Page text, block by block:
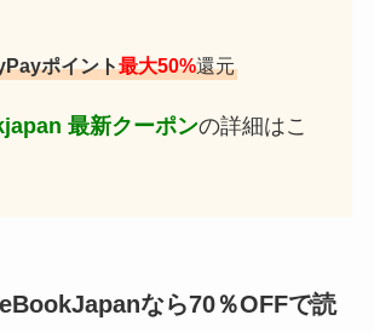
ポイント最大50%還元
最新クーポンの詳細はこ
eBookJapanなら70％OFFで読